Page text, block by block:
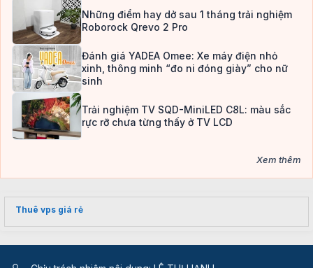
Những điểm hay dở sau 1 tháng trải nghiệm
Roborock Qrevo 2 Pro
Đánh giá YADEA Omee: Xe máy điện nhỏ
xinh, thông minh “đo ni đóng giày” cho nữ
sinh
Trải nghiệm TV SQD-MiniLED C8L: màu sắc
rực rỡ chưa từng thấy ở TV LCD
Xem thêm
Thuê vps giá rẻ